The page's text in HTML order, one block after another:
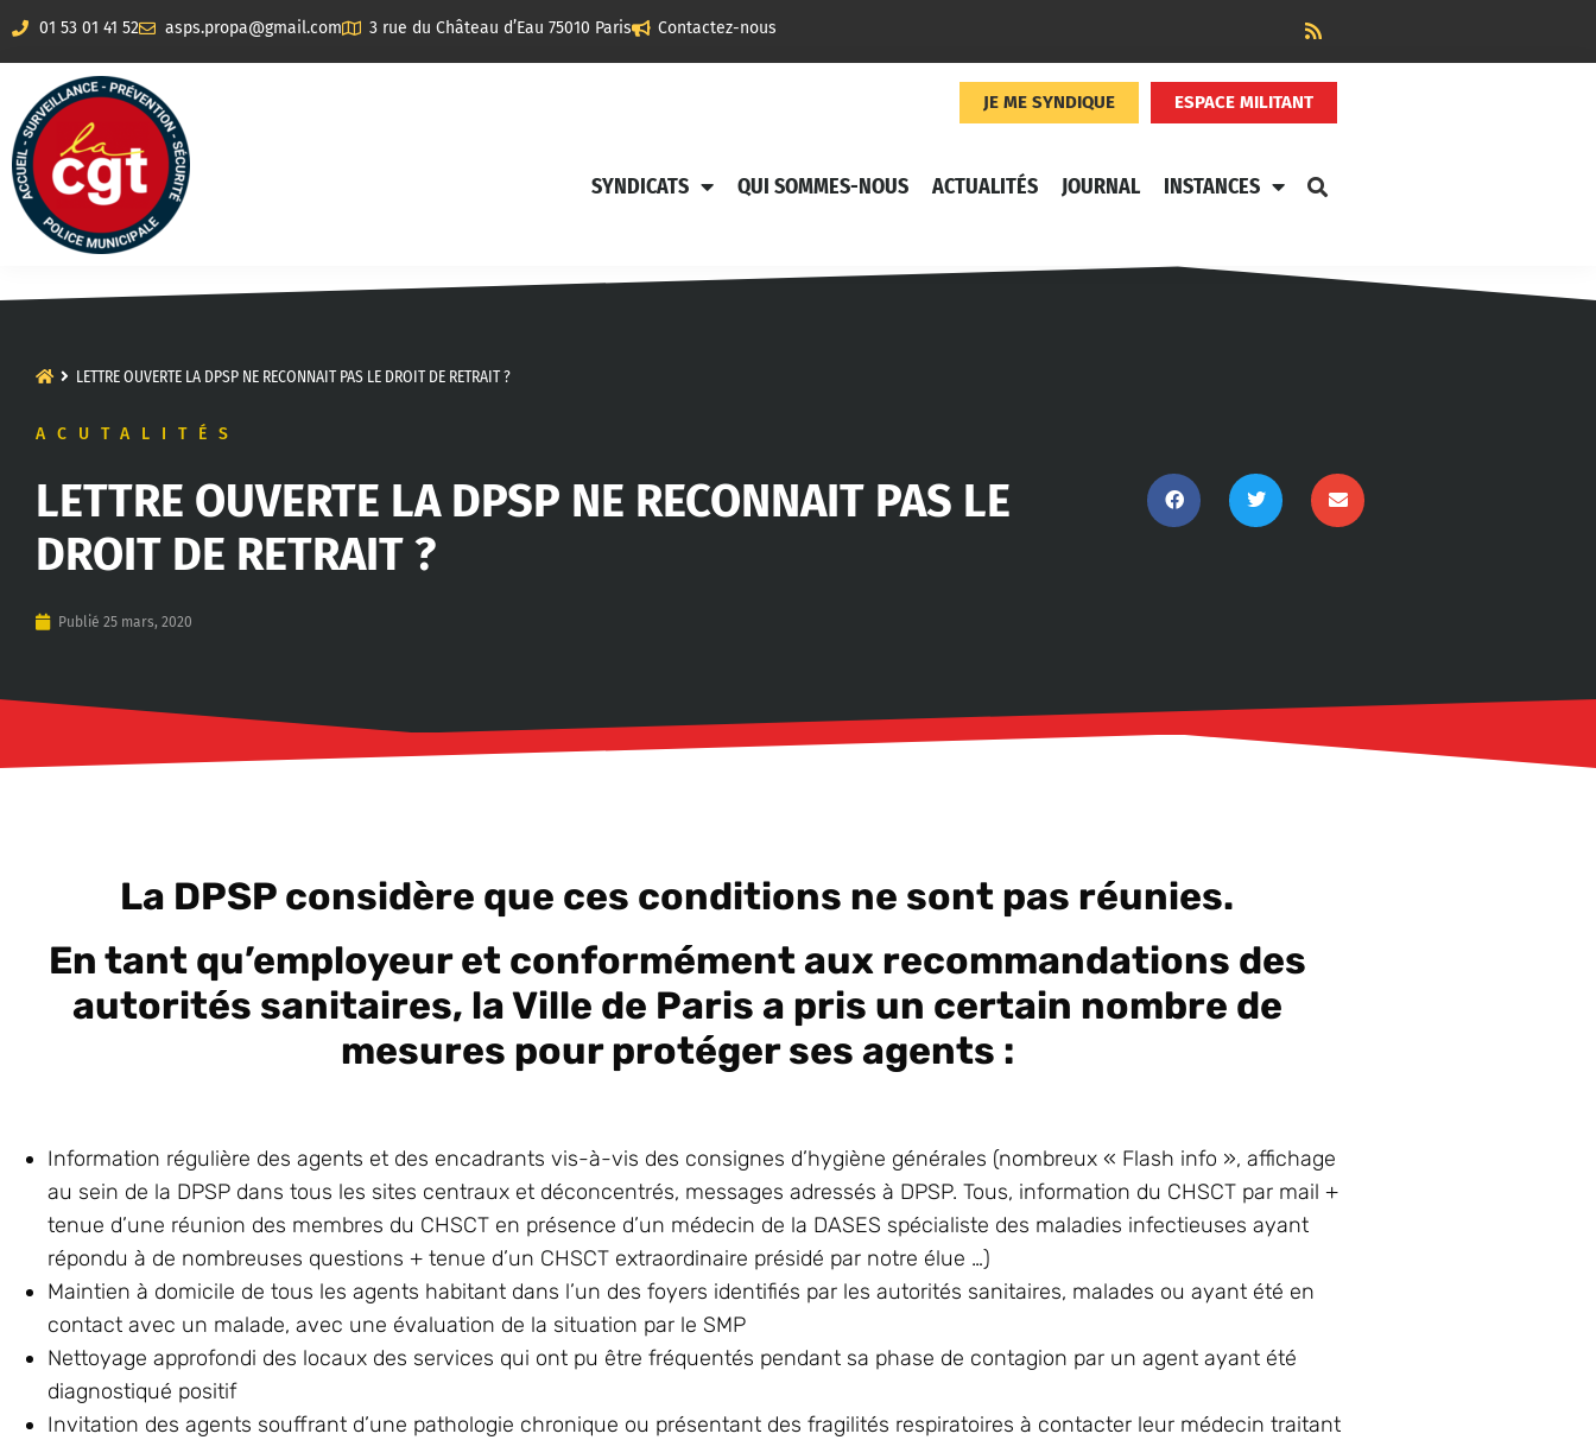
01 53 01 41 52 asps.propa@gmail.com 3 rue du Château d’Eau 75010 Paris Contactez-nous
JE ME SYNDIQUE ESPACE MILITANT
SYNDICATS QUI SOMMES-NOUS ACTUALITÉS JOURNAL INSTANCES
LETTRE OUVERTE LA DPSP NE RECONNAIT PAS LE DROIT DE RETRAIT ?
ACUTALITÉS
LETTRE OUVERTE LA DPSP NE RECONNAIT PAS LE
DROIT DE RETRAIT ?
Publié 25 mars, 2020
La DPSP considère que ces conditions ne sont pas réunies.
En tant qu’employeur et conformément aux recommandations des
autorités sanitaires, la Ville de Paris a pris un certain nombre de
mesures pour protéger ses agents :
Information régulière des agents et des encadrants vis-à-vis des consignes d’hygiène générales (nombreux « Flash info », affichage
au sein de la DPSP dans tous les sites centraux et déconcentrés, messages adressés à DPSP. Tous, information du CHSCT par mail +
tenue d’une réunion des membres du CHSCT en présence d’un médecin de la DASES spécialiste des maladies infectieuses ayant
répondu à de nombreuses questions + tenue d’un CHSCT extraordinaire présidé par notre élue …)
Maintien à domicile de tous les agents habitant dans l’un des foyers identifiés par les autorités sanitaires, malades ou ayant été en
contact avec un malade, avec une évaluation de la situation par le SMP
Nettoyage approfondi des locaux des services qui ont pu être fréquentés pendant sa phase de contagion par un agent ayant été
diagnostiqué positif
Invitation des agents souffrant d’une pathologie chronique ou présentant des fragilités respiratoires à contacter leur médecin traitant